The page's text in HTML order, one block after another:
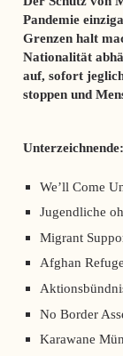
Pandemie
Grenzen halt
Nationalität
auf, sofort
stoppen und
Unterzeichnende:
We’ll Come
Jugendliche
Migrant
Afghan
No Border
Karawane